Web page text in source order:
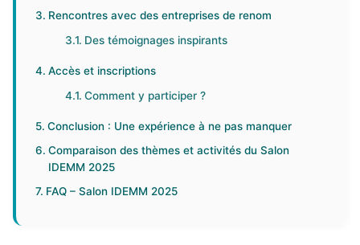
Rencontres avec des entreprises de renom
Des témoignages inspirants
Accès et inscriptions
Comment y participer ?
Conclusion : Une expérience à ne pas manquer
Comparaison des thèmes et activités du Salon
IDEMM 2025
FAQ – Salon IDEMM 2025